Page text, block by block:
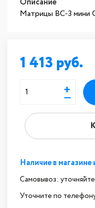
Матрицы ВС-3 мини
1 413
+
—
Наличие в
Самовывоз: уточняйте
Уточните по